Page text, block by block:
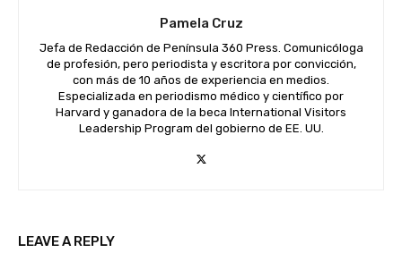
Pamela Cruz
Jefa de Redacción de Península 360 Press. Comunicóloga
de profesión, pero periodista y escritora por convicción,
con más de 10 años de experiencia en medios.
Especializada en periodismo médico y científico por
Harvard y ganadora de la beca International Visitors
Leadership Program del gobierno de EE. UU.
LEAVE A REPLY